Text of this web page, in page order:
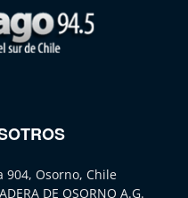
904, Osorno, Chile
DE OSORNO A.G.